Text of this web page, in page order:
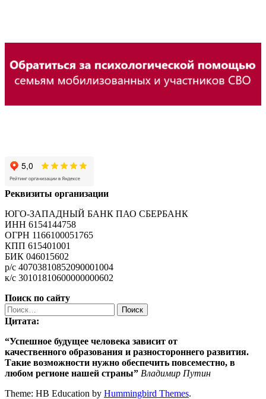
Реквизиты организации
ЮГО-ЗАПАДНЫЙ БАНК ПАО СБЕРБАНК
ИНН 6154144758
ОГРН 1166100051765
КПП 615401001
БИК 046015602
р/с 40703810852090001004
к/с 30101810600000000602
Поиск по сайту
Найти:
Цитата:
“Успешное будущее человека зависит от
качественного образования и разностороннего развития.
Такие возможности нужно обеспечить повсеместно, в
любом регионе нашей страны” Владимир Путин
Theme: HB Education by Hummingbird Themes.